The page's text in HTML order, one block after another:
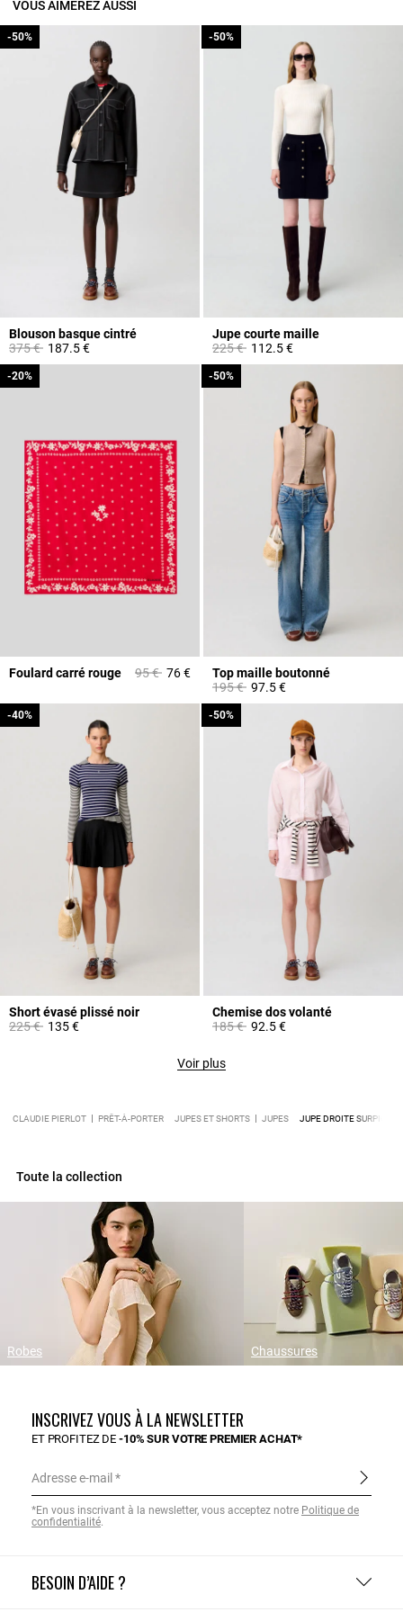
VOUS AIMEREZ AUSSI
Blouson basque cintré
Prix réduit à partir de
375 €à
-50%
187.5 €
-50%
Jupe courte maille
Prix réduit à partir de
225 €à
-50%
112.5 €
-50%
Foulard carré rouge Prix réduit à partir de
95 €à
-20%
76 €
-20%
Top maille boutonné
Prix réduit à partir de
195 €à
-50%
97.5 €
-50%
Short évasé plissé noir
Prix réduit à partir de
225 €à
-40%
135 €
-40%
Chemise dos volanté
Prix réduit à partir de
185 €à
-50%
92.5 €
-50%
Voir plus
CLAUDIE PIERLOT PRÊT-À-PORTER JUPES ET SHORTS JUPES JUPE DROITE
Toute la collection
Robes Chaussures
BESOIN D’AIDE ?
INSCRIVEZ VOUS À LA NEWSLETTER
ET PROFITEZ DE-10% SUR VOTRE PREMIER ACHAT*
Adresse e-mail
*En vous inscrivant à la newsletter, vous acceptez notre Politique de
confidentialité.